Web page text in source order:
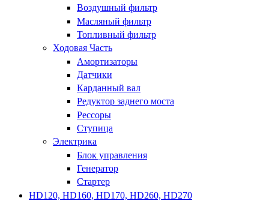
Воздушный фильтр
Масляный фильтр
Топливный фильтр
Ходовая Часть
Амортизаторы
Датчики
Карданный вал
Редуктор заднего моста
Рессоры
Ступица
Электрика
Блок управления
Генератор
Стартер
HD120, HD160, HD170, HD260, HD270